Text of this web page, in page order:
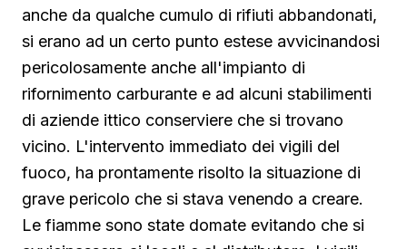
anche da qualche cumulo di rifiuti abbandonati,
si erano ad un certo punto estese avvicinandosi
pericolosamente anche all'impianto di
rifornimento carburante e ad alcuni stabilimenti
di aziende ittico conserviere che si trovano
vicino. L'intervento immediato dei vigili del
fuoco, ha prontamente risolto la situazione di
grave pericolo che si stava venendo a creare.
Le fiamme sono state domate evitando che si